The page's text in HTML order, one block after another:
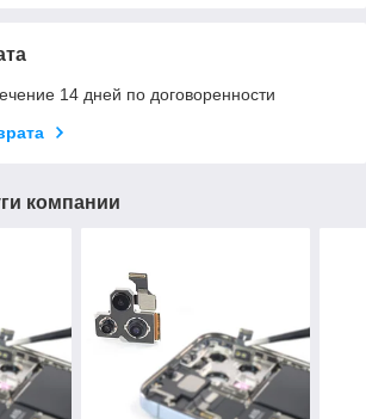
14 дней по договоренности
компании